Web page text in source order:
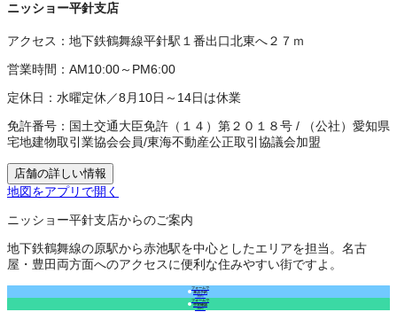
ニッショー平針支店
アクセス： 地下鉄鶴舞線平針駅１番出口北東へ２７ｍ
営業時間： AM10:00～PM6:00
定休日： 水曜定休／8月10日～14日は休業
免許番号： 国土交通大臣免許（１４）第２０１８号 /
（公社）愛知県
宅地建物取引業協会会員/東海不動産公正取引協議会加盟
店舗の詳しい情報
地図をアプリで開く
ニッショー平針支店からのご案内
地下鉄鶴舞線の原駅から赤池駅を中心としたエリアを担当。名古
屋・豊田両方面へのアクセスに便利な住みやすい街ですよ。
フォームで
来店予約
（無料）
フォームで
空室確認
（無料）